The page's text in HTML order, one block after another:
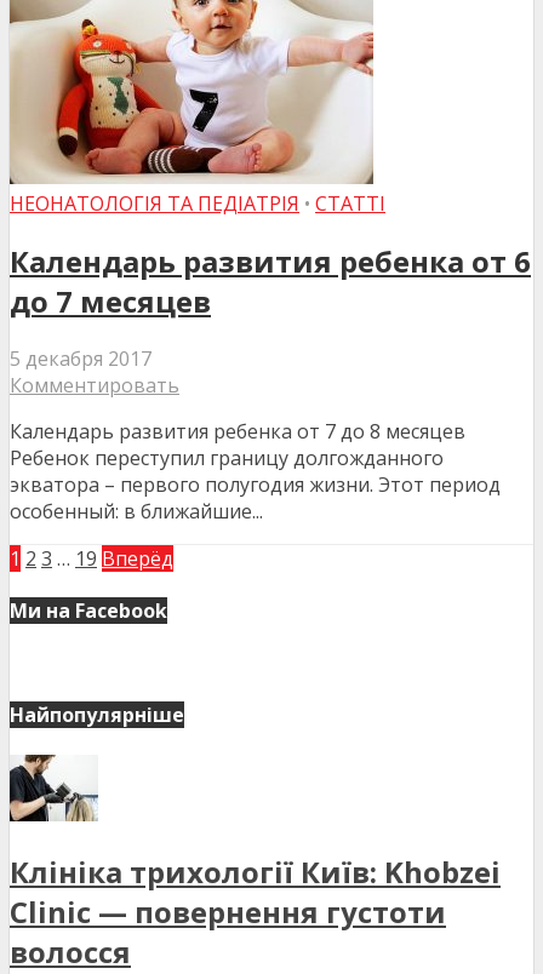
НЕОНАТОЛОГІЯ ТА ПЕДІАТРІЯ • СТАТТІ
Календарь развития ребенка от 6
до 7 месяцев
5 декабря 2017
Комментировать
Календарь развития ребенка от 7 до 8 месяцев
Ребенок переступил границу долгожданного
экватора – первого полугодия жизни. Этот период
особенный: в ближайшие...
1 2 3 … 19 Вперёд
Ми на Facebook
Найпопулярніше
Клініка трихології Київ: Khobzei
Clinic — повернення густоти
волосся